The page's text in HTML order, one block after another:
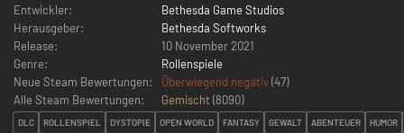
Entwickler:
Bethesda Game Studios
Herausgeber:
Bethesda Softworks
Release:
10 November 2021
Genre:
Rollenspiele
Neue Steam Bewertungen:
Überwiegend negativ(47)
Alle Steam Bewertungen:
Gemischt (8090)
DLC ROLLENSPIEL DYSTOPIE OPEN WORLD FANTASY GEWALT ABENTEUER HUMOR